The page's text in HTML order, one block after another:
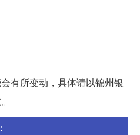
有所变动，具体请以锦州银